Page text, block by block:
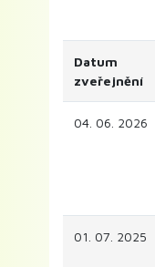
Datum
zveřejnění
04. 06. 2026
01. 07. 2025